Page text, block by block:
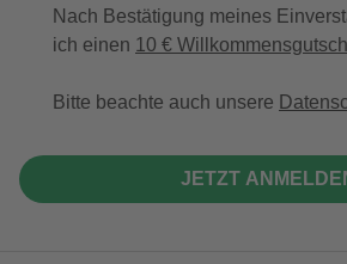
Nach Bestätigung meines
ich einen 10 €
Bitte beachte auch unsere
JETZT